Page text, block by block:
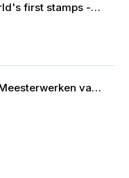
Franklin Mint - World's first stamps - postzegels in sterling zilver
Franklin Mint - De Meesterwerken van Rubens